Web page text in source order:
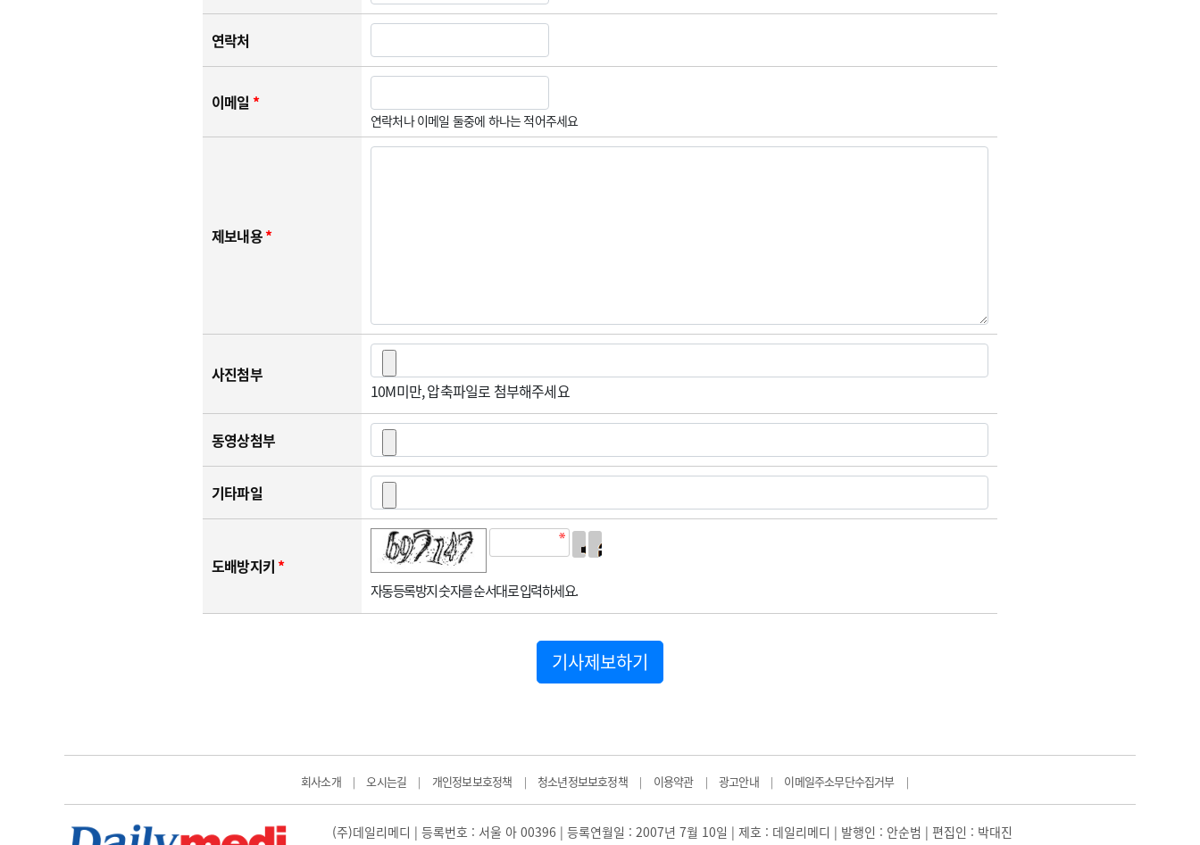
연락처
이메일 *
연락처나 이메일 둘중에 하나는 적어주세요
제보내용*
사진첨부
10M미만, 압축파일로 첨부해주세요
동영상첨부
기타파일
도배방지키 *
자동등록방지 숫자를 순서대로 입력하세요.
기사제보하기
회사소개 | 오시는길 | 개인정보보호정책 | 청소년정보보호정책 | 이용약관 | 광고안내 | 이메일주소무단수집거부 |
(주)데일리메디 | 등록번호 : 서울 아 00396 | 등록연월일 : 2007년 7월 10일 | 제호 : 데일리메디 | 발행인 : 안순범 | 편집인 : 박대진